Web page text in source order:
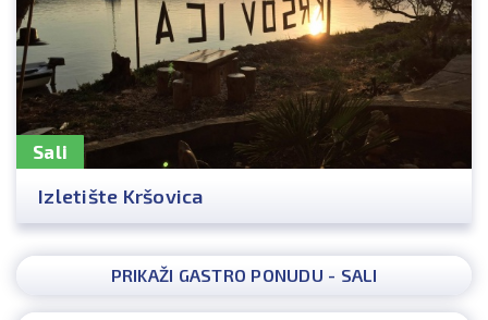
Sali
Izletište Kršovica
PRIKAŽI GASTRO PONUDU - SALI